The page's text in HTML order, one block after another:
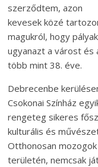
szerződtem, azon
kevesek közé
magukról, hogy
ugyanazt a várost és
több mint 38. éve.
Debrecenbe
Csokonai Színház
rengeteg sikeres
kulturális és
Otthonosan
területén, nemcsak